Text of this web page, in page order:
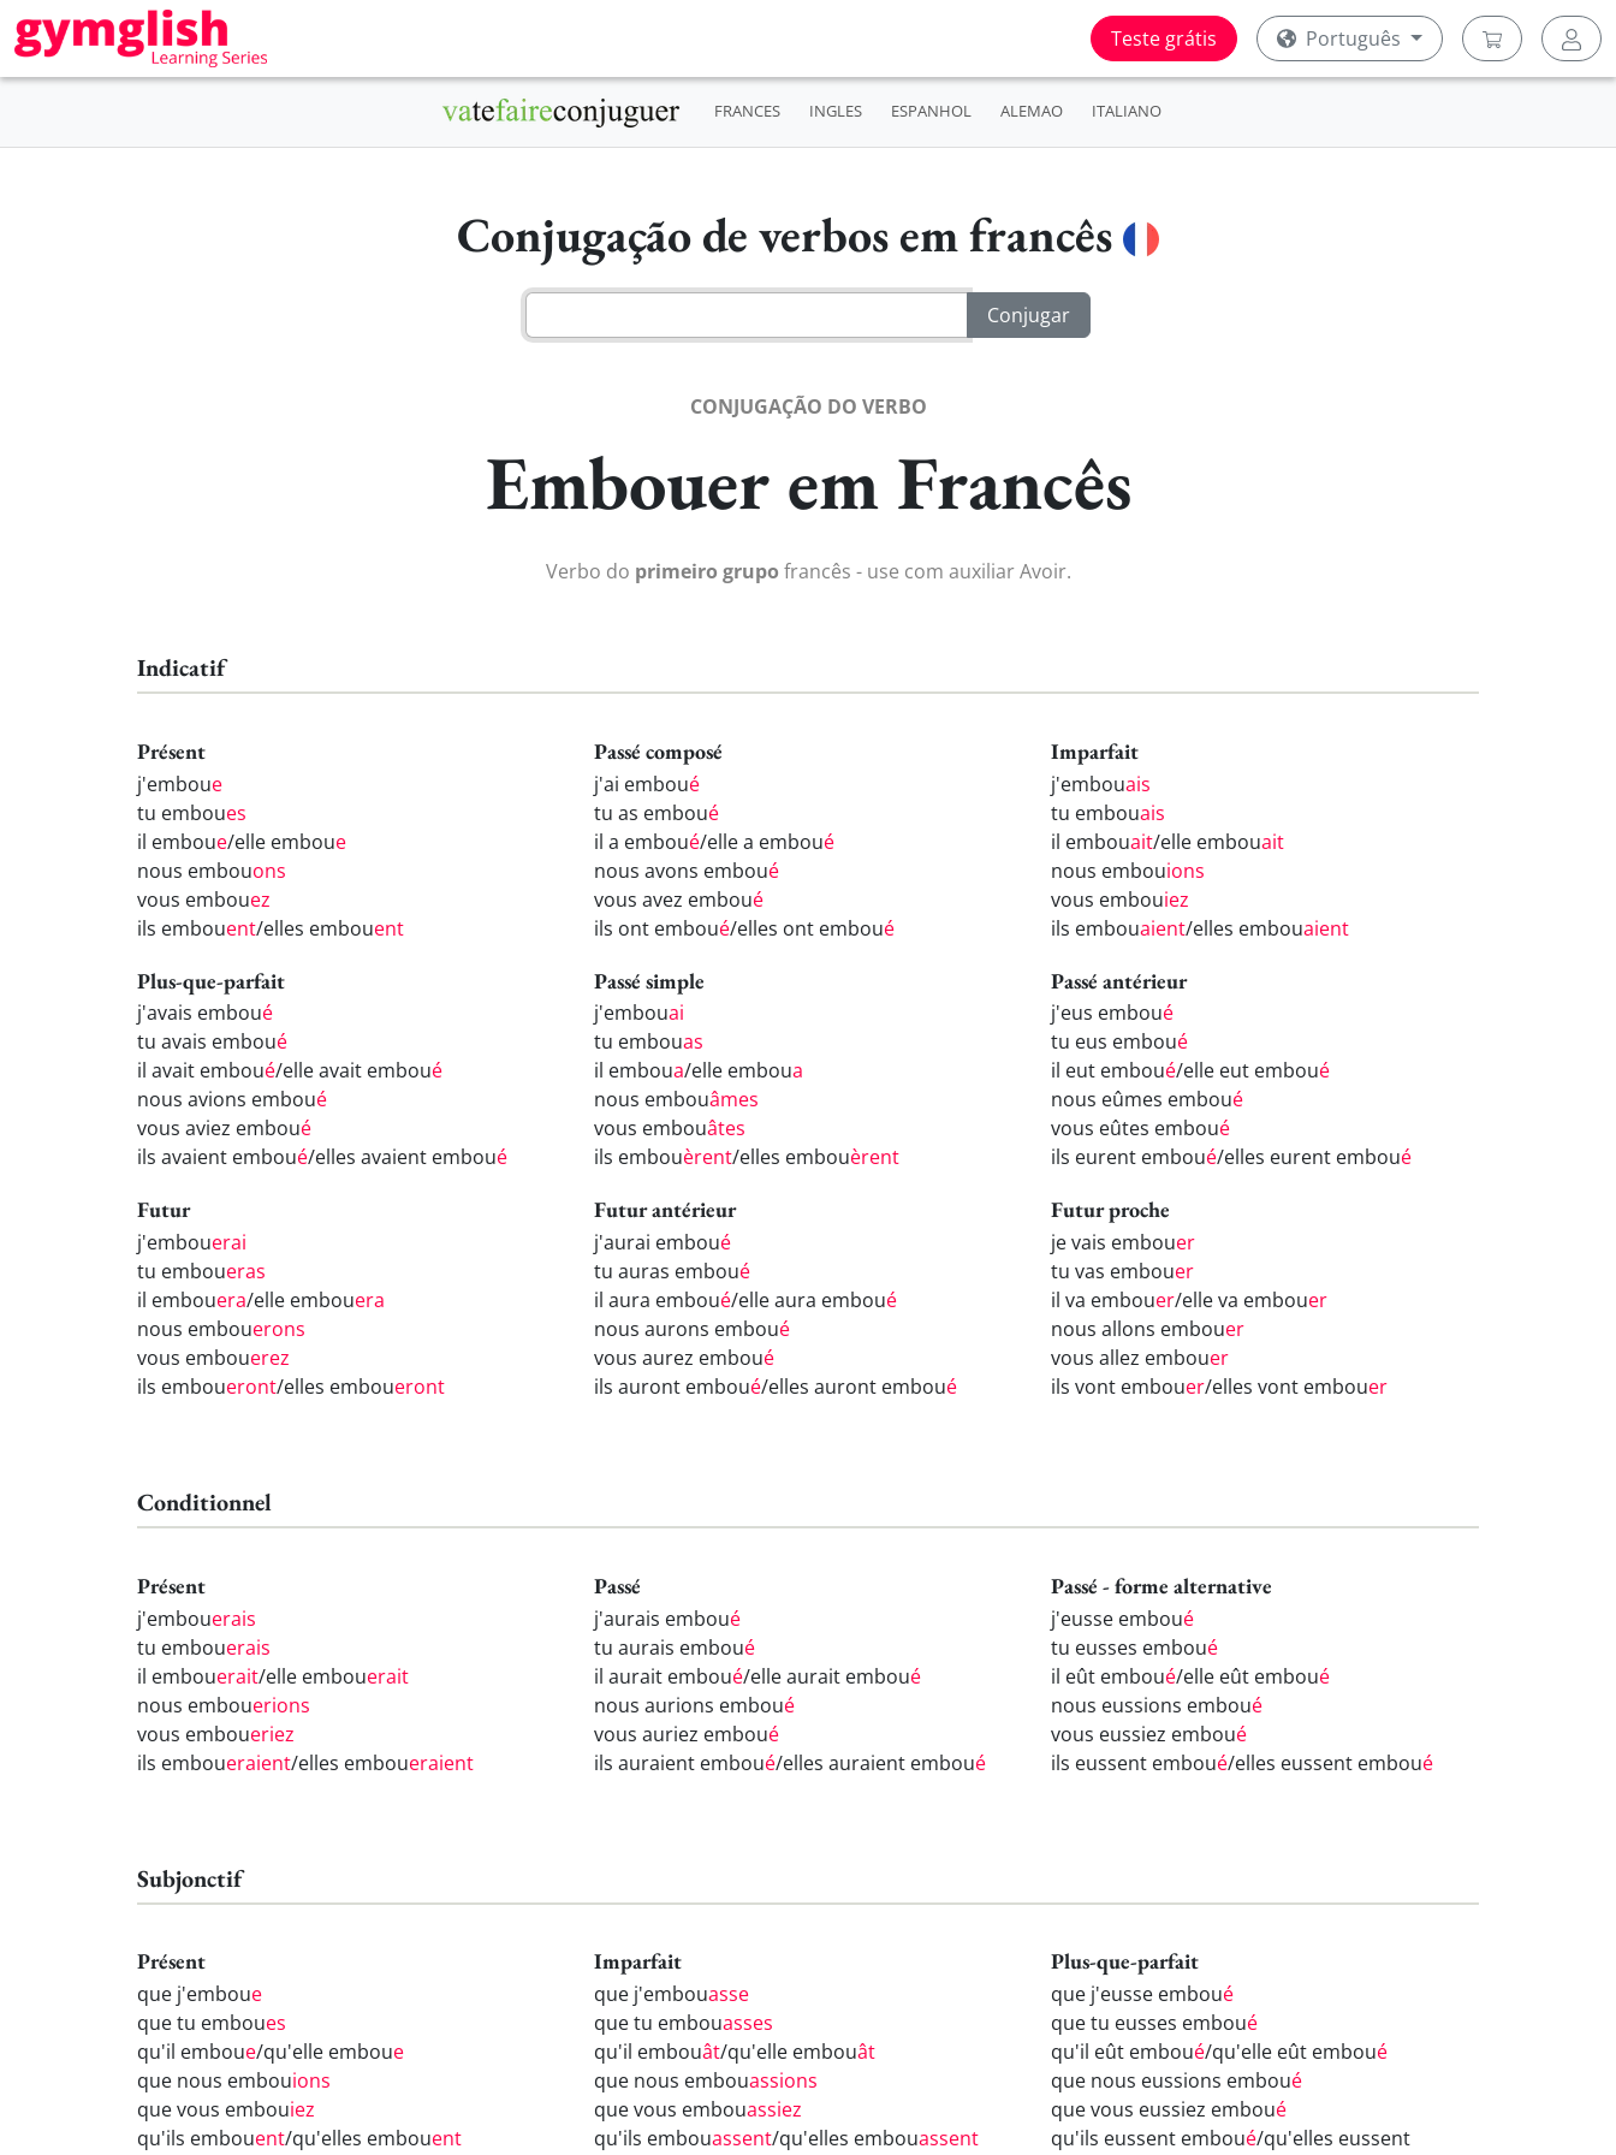
Teste grátis Português
FRANCES INGLES ESPANHOL ALEMAO ITALIANO
Conjugação de verbos em francês
CONJUGAÇÃO DO VERBO
Embouer em Francês
Verbo do primeiro grupo francês - use com auxiliar Avoir.
Indicatif
Présent
j'emboue
tu emboues
il emboue/elle emboue
nous embouons
vous embouez
ils embouent/elles embouent
Passé composé
j'ai emboué
tu as emboué
il a emboué/elle a emboué
nous avons emboué
vous avez emboué
ils ont emboué/elles ont emboué
Imparfait
j'embouais
tu embouais
il embouait/elle embouait
nous embouions
vous embouiez
ils embouaient/elles embouaient
Plus-que-parfait
j'avais emboué
tu avais emboué
il avait emboué/elle avait emboué
nous avions emboué
vous aviez emboué
ils avaient emboué/elles avaient emboué
Passé simple
j'embouai
tu embouas
il emboua/elle emboua
nous embouâmes
vous embouâtes
ils embouèrent/elles embouèrent
Passé antérieur
j'eus emboué
tu eus emboué
il eut emboué/elle eut emboué
nous eûmes emboué
vous eûtes emboué
ils eurent emboué/elles eurent emboué
Futur
j'embouerai
tu emboueras
il embouera/elle embouera
nous embouerons
vous embouerez
ils emboueront/elles emboueront
Futur antérieur
j'aurai emboué
tu auras emboué
il aura emboué/elle aura emboué
nous aurons emboué
vous aurez emboué
ils auront emboué/elles auront emboué
Futur proche
je vais embouer
tu vas embouer
il va embouer/elle va embouer
nous allons embouer
vous allez embouer
ils vont embouer/elles vont embouer
Conditionnel
Présent
j'embouerais
tu embouerais
il embouerait/elle embouerait
nous embouerions
vous emboueriez
ils emboueraient/elles emboueraient
Passé
j'aurais emboué
tu aurais emboué
il aurait emboué/elle aurait emboué
nous aurions emboué
vous auriez emboué
ils auraient emboué/elles auraient emboué
Passé - forme alternative
j'eusse emboué
tu eusses emboué
il eût emboué/elle eût emboué
nous eussions emboué
vous eussiez emboué
ils eussent emboué/elles eussent emboué
Subjonctif
Présent
que j'emboue
que tu emboues
qu'il emboue/qu'elle emboue
que nous embouions
que vous embouiez
qu'ils embouent/qu'elles embouent
Imparfait
que j'embouasse
que tu embouasses
qu'il embouât/qu'elle embouât
que nous embouassions
que vous embouassiez
qu'ils embouassent/qu'elles embouassent
Plus-que-parfait
que j'eusse emboué
que tu eusses emboué
qu'il eût emboué/qu'elle eût emboué
que nous eussions emboué
que vous eussiez emboué
qu'ils eussent emboué/qu'elles eussent